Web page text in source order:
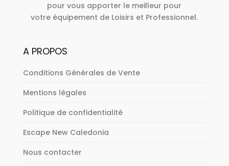
pour vous apporter le meilleur pour
votre équipement de Loisirs et Professionnel.
A PROPOS
Conditions Générales de Vente
Mentions légales
Politique de confidentialité
Escape New Caledonia
Nous contacter